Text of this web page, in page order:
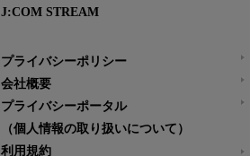
J:COM STREAM
プライバシーポリシー
会社概要
プライバシーポータル
（個人情報の取り扱いについて）
利用規約